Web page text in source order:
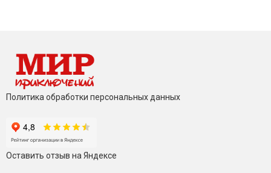
Политика обработки персональных данных
Оставить отзыв на Яндексе